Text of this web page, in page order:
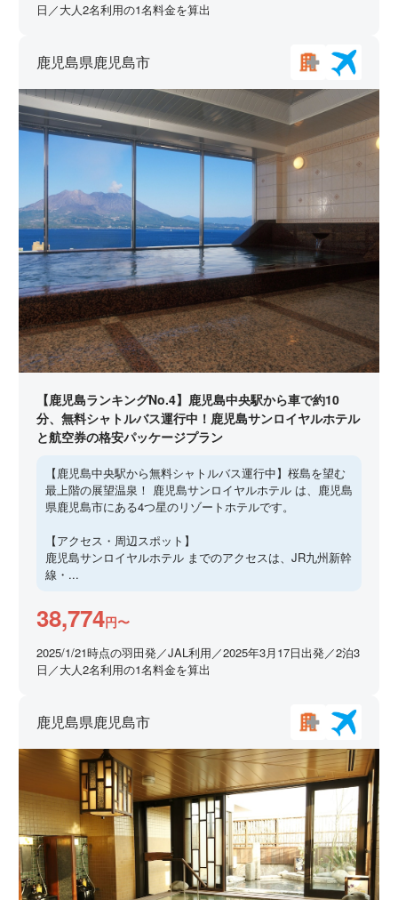
日／大人2名利用の1名料金を算出
鹿児島県鹿児島市
【鹿児島ランキングNo.4】鹿児島中央駅から車で約10
分、無料シャトルバス運行中！鹿児島サンロイヤルホテル
と航空券の格安パッケージプラン
【鹿児島中央駅から無料シャトルバス運行中】桜島を望む
最上階の展望温泉！ 鹿児島サンロイヤルホテル は、鹿児島
県鹿児島市にある4つ星のリゾートホテルです。
【アクセス・周辺スポット】
鹿児島サンロイヤルホテル までのアクセスは、JR九州新幹
線・...
38,774円〜
2025/1/21時点の羽田発／JAL利用／2025年3月17日出発／2泊3
日／大人2名利用の1名料金を算出
鹿児島県鹿児島市